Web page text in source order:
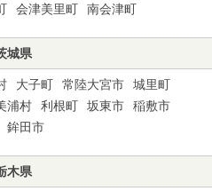
会津美里町 南会津町
城県
大子町 常陸大宮市
城里町
浦村 利根町 坂東市
稲敷市
鉾田市
木県